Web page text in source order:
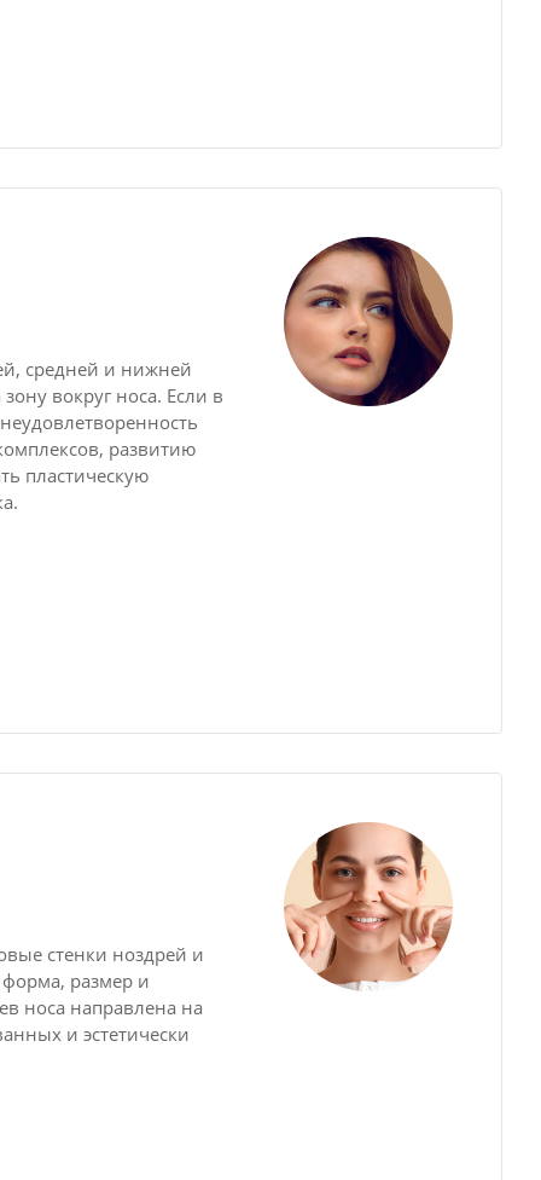
средней и нижней
вокруг носа. Если в
развитию
пластическую
стенки ноздрей и
размер и
носа направлена на
и эстетически